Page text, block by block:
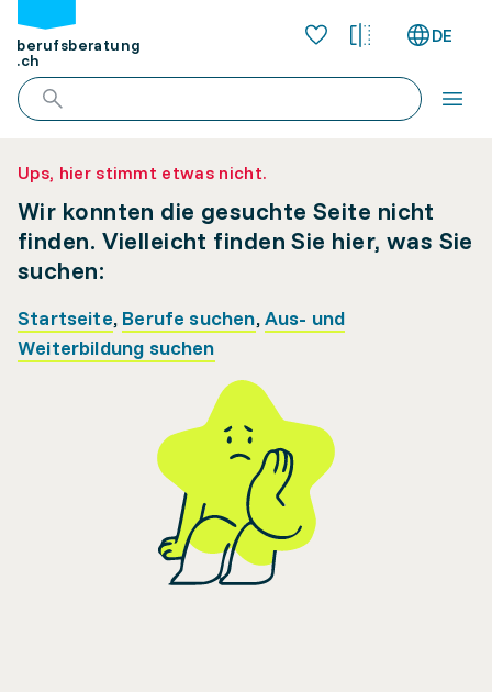
berufsberatung
.ch
DE
Ups, hier stimmt etwas nicht.
Wir konnten die gesuchte Seite nicht
finden. Vielleicht finden Sie hier, was Sie
suchen:
Startseite, Berufe suchen,Aus- und
Weiterbildung suchen